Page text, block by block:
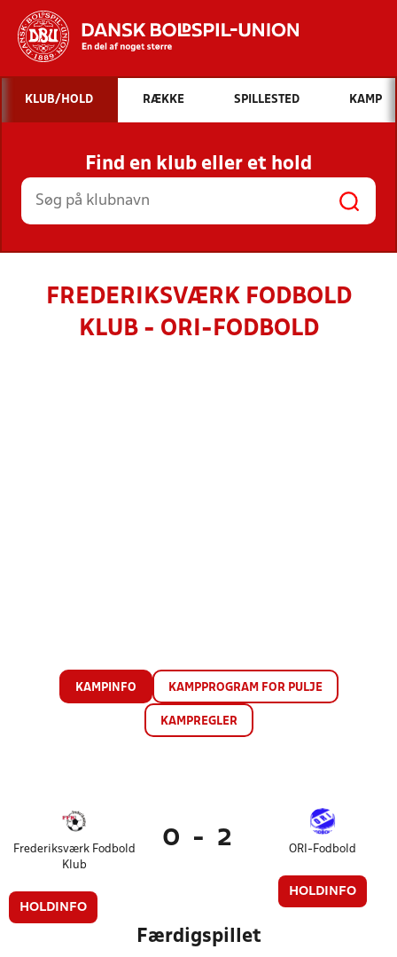
Hvad vil du søge efter?
INDHOLD OG NYHEDER
STILLINGER, RESULTATER, KLUBBER OG
HOLD
KLUB/HOLD RÆKKE SPILLESTED KAMP
Find en klub eller et hold
FREDERIKSVÆRK FODBOLD
KLUB - ORI-FODBOLD
KAMPINFO KAMPPROGRAM FOR PULJE
KAMPREGLER
Frederiksværk Fodbold
Klub
HOLDINFO
0 - 2 ORI-Fodbold
HOLDINFO
Færdigspillet